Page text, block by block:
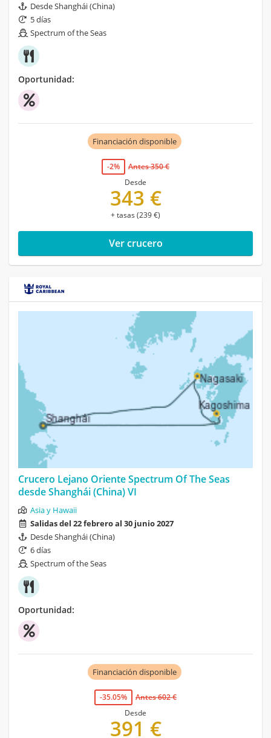
Desde Shanghái (China)
5 días
Spectrum of the Seas
Oportunidad:
Financiación disponible
-2%
Antes 350 €
Desde
343 €
+ tasas (239 €)
Ver crucero
Crucero Lejano Oriente Spectrum Of The Seas
desde Shanghái (China) VI
Asia y Hawaii
Salidas del 22 febrero al 30 junio 2027
Desde Shanghái (China)
6 días
Spectrum of the Seas
Oportunidad:
Financiación disponible
-35.05%
Antes 602 €
Desde
391 €